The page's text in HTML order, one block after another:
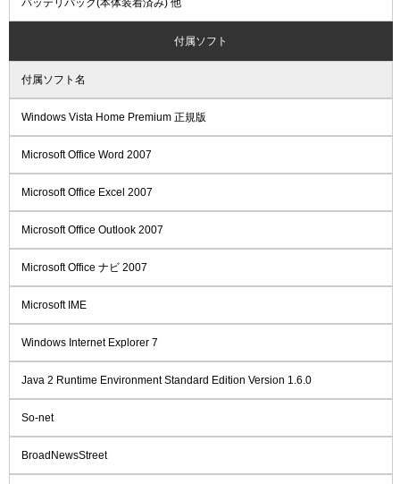
バッテリパック(本体装着済み) 他
付属ソフト
付属ソフト名
Windows Vista Home Premium 正規版
Microsoft Office Word 2007
Microsoft Office Excel 2007
Microsoft Office Outlook 2007
Microsoft Office ナビ 2007
Microsoft IME
Windows Internet Explorer 7
Java 2 Runtime Environment Standard Edition Version 1.6.0
So-net
BroadNewsStreet